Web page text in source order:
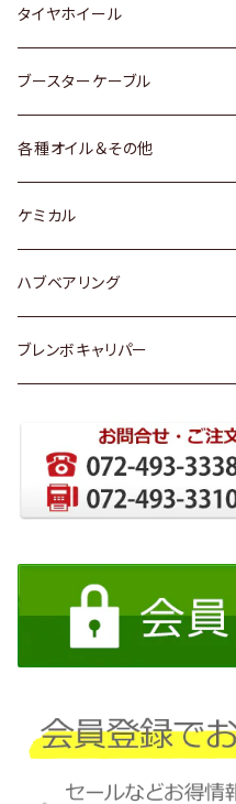
スバル
レクサス
三菱
スバル
ダイハツ
マツダ
三菱
スバル
ダイハツ
スバル
日産
ダイハツ
マツダ
日産
ダイハツ
マツダ
スバル
マツダ
タイヤホイール
トヨタ
ホンダ
スズキ
日産
ダイハツ
ブースターケーブル
各種オイル＆その他
ディーデル洗浄添加剤
ケミカル
ハブベアリング
トヨタ
スズキ
ダイハツ
三菱
ブレンボキャリパー
日産
スバル